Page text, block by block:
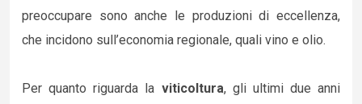
preoccupare sono anche le produzioni di eccellenza,
che incidono sull’economia regionale, quali vino e olio.
Per quanto riguarda la viticoltura, gli ultimi due anni